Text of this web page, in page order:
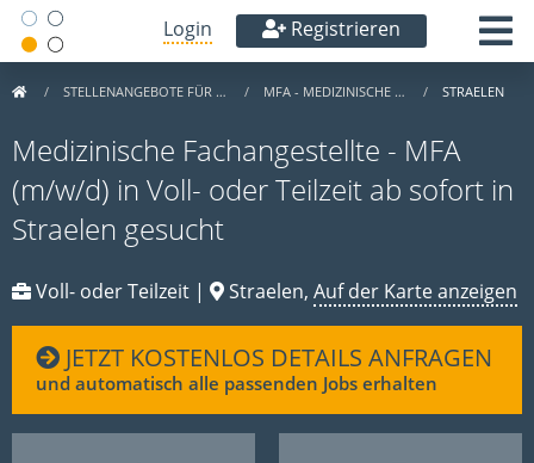
Login Registrieren
STELLENANGEBOTE FÜR … MFA - MEDIZINISCHE … STRAELEN
Medizinische Fachangestellte - MFA
(m/w/d) in Voll- oder Teilzeit ab sofort in
Straelen gesucht
Voll- oder Teilzeit | Straelen, Auf der Karte anzeigen
JETZT KOSTENLOS DETAILS ANFRAGEN
und automatisch alle passenden Jobs erhalten